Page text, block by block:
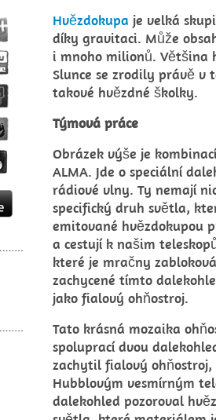
Hvězdokupa je velká
díky gravitaci. Může
i mnoho milionů. Většina
Slunce se zrodily právě v
takové hvězdné školky.
Týmová práce
Obrázek výše je
ALMA. Jde o speciální
rádiové vlny. Ty nemají
specifický druh světla,
emitované hvězdokupou
a cestují k našim
které je mračny
zachycené tímto
jako fialový ohňostroj.
Tato krásná mozaika
spoluprací dvou
zachytil fialový
Hubblovým vesmírným
dalekohled pozoroval